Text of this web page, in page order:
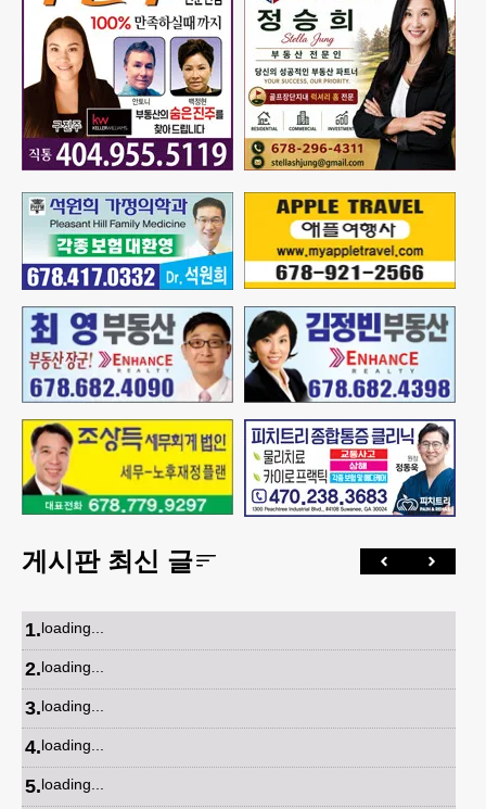
게시판 최신 글
1.loading...
2.loading...
3.loading...
4.loading...
5.loading...